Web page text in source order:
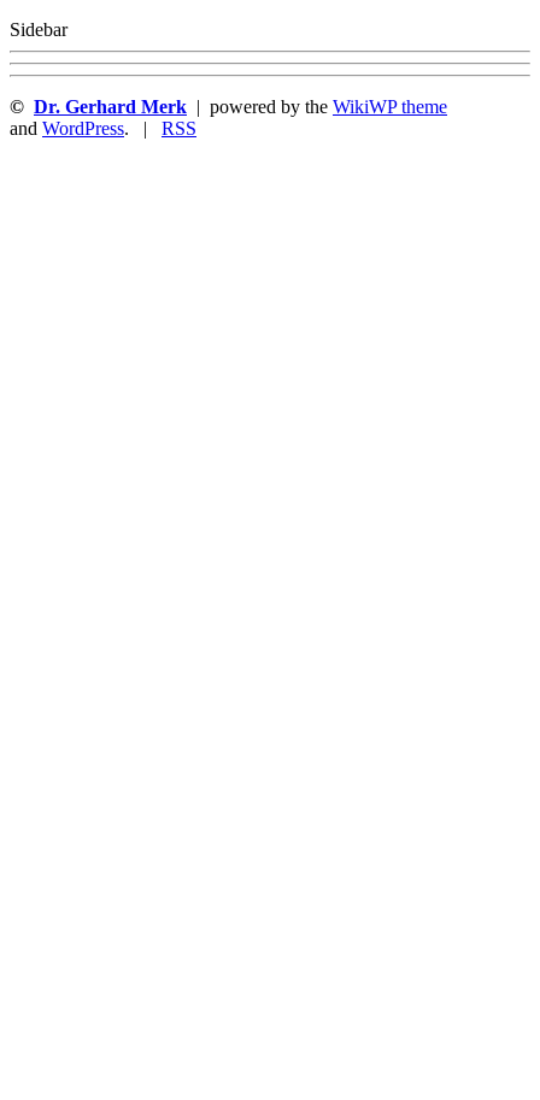
Sidebar
© Dr. Gerhard Merk | powered by the WikiWP theme
and WordPress. | RSS